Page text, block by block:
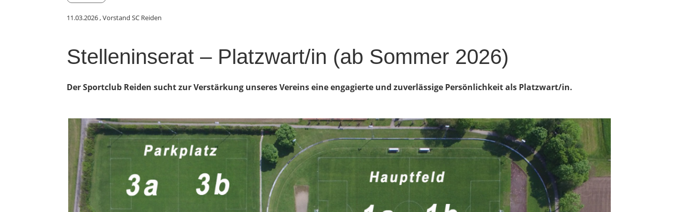
11.03.2026, Vorstand SC Reiden
Stelleninserat – Platzwart/in (ab Sommer 2026)
Der Sportclub Reiden sucht zur Verstärkung unseres Vereins eine engagierte und zuverlässige Persönlichkeit als Platzwart/in.